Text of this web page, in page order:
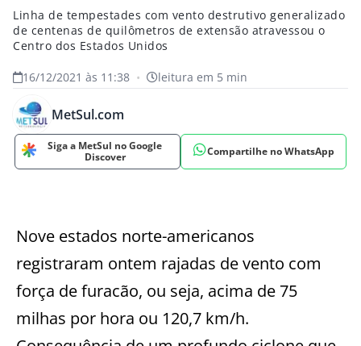
Linha de tempestades com vento destrutivo generalizado
de centenas de quilômetros de extensão atravessou o
Centro dos Estados Unidos
16/12/2021 às 11:38 • leitura em 5 min
MetSul.com
Siga a MetSul no Google
Discover
Compartilhe no WhatsApp
Nove estados norte-americanos
registraram ontem rajadas de vento com
força de furacão, ou seja, acima de 75
milhas por hora ou 120,7 km/h.